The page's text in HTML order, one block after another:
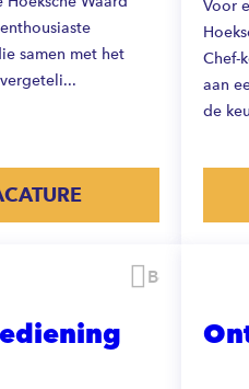
samen met het
Voor
Chef-
aan
de
Bewaren